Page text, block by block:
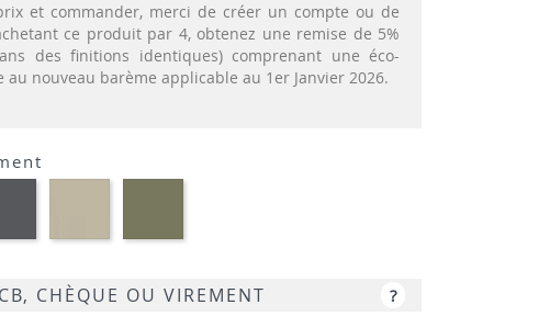
et commander, merci de créer un compte ou de
ce produit par 4, obtenez une remise de 5%
des finitions identiques) comprenant une éco-
nouveau barème applicable au 1er Janvier 2026.
CHÈQUE OU VIREMENT ?